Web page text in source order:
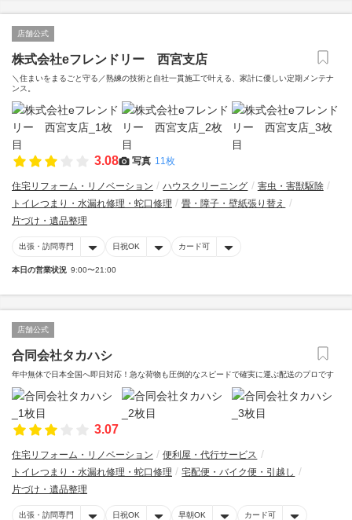
店舗公式
株式会社eフレンドリー 西宮支店
＼住まいをまるごと守る／熟練の技術と自社一貫施工で叶える、家計に優しい定期メンテナ
ンス。
3.08 写真 11枚
住宅リフォーム・リノベーション ハウスクリーニング
害虫・害獣駆除
トイレつまり・水漏れ修理・蛇口修理
畳・障子・壁紙張り替え
片づけ・遺品整理
出張・訪問専門 日祝OK カード可
本日の営業状況 9:00〜21:00
店舗公式
合同会社タカハシ
年中無休で日本全国へ即日対応！急な荷物も圧倒的なスピードで確実に運ぶ配送のプロです
3.07
住宅リフォーム・リノベーション
便利屋・代行サービス
トイレつまり・水漏れ修理・蛇口修理
宅配便・バイク便・引越し
片づけ・遺品整理
出張・訪問専門 日祝OK 早朝OK カード可